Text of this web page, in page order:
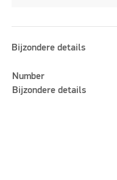
Bijzondere details
Number
Bijzondere details